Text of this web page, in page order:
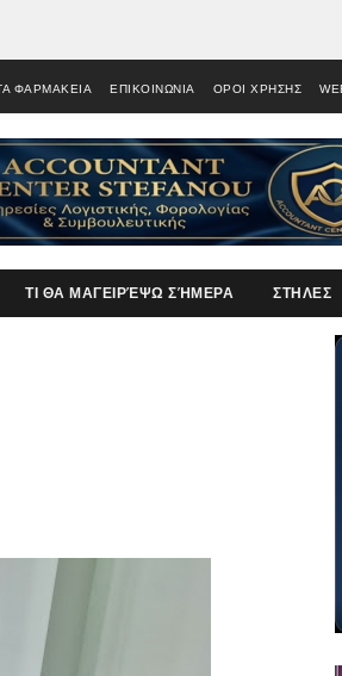
ΦΑΡΜΑΚΕΙΑ ΕΠΙΚΟΙΝΩΝΙΑ ΟΡΟΙ ΧΡΗΣΗΣ
ΤΙ ΘΑ ΜΑΓΕΙΡΈΨΩ ΣΉΜΕΡΑ ΣΤΗΛΕΣ